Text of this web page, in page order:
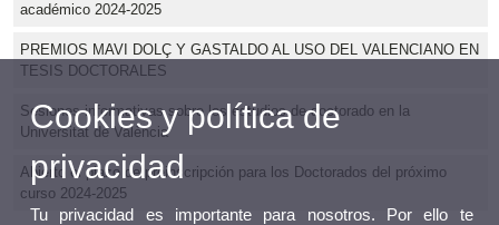
académico 2024-2025
PREMIOS MAVI DOLÇ Y GASTALDO AL USO DEL VALENCIANO EN
TESIS DOCTORALES
Sesiones informativas sobre los estudios de doctorado en la
Universitat de València
Abierto el plazo de preinscripción para los Doctorados del próximo
curso 2024-2025
Cookies y política de
privacidad
Tu privacidad es importante para nosotros. Por ello te